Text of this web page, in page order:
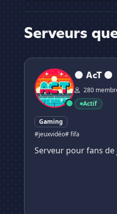
Serveurs
⚫ AcT ⚫
⚫ AcT ⚫
280
Actif
Gaming
#jeuxvidéo# fifa
Serveur pour fans de